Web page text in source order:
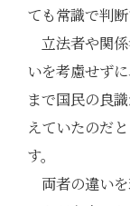
ても常識で判
立法者や関
いを考慮せず
まで国民の良
えていたのだ
す。
両者の違い